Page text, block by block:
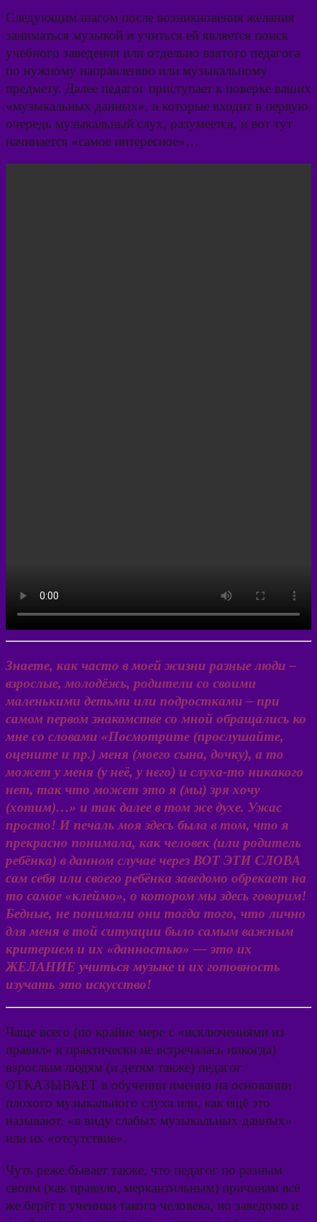
Следующим шагом после возникновения желания
заниматься музыкой и учиться ей является поиск
учебного заведения или отдельно взятого педагога
по нужному направлению или музыкальному
предмету. Далее педагог приступает к поверке ваших
«музыкальных данных», в которые входит в первую
очередь музыкальный слух, разумеется, и вот тут
начинается «самое интересное»…
Знаете, как часто в моей жизни разные люди –
взрослые, молодёжь, родители со своими
маленькими детьми или подростками – при
самом первом знакомстве со мной обращались ко
мне со словами «Посмотрите (прослушайте,
оцените и пр.) меня (моего сына, дочку), а то
может у меня (у неё, у него) и слуха-то никакого
нет, так что может это я (мы) зря хочу
(хотим)…» и так далее в том же духе. Ужас
просто! И печаль моя здесь была в том, что я
прекрасно понимала, как человек (или родитель
ребёнка) в данном случае через ВОТ ЭТИ СЛОВА
сам себя или своего ребёнка заведомо обрекает на
то самое «клеймо», о котором мы здесь говорим!
Бедные, не понимали они тогда того, что лично
для меня в той ситуации было самым важным
критерием и их «данностью» — это их
ЖЕЛАНИЕ учиться музыке и их готовность
изучать это искусство!
Чаще всего (по крайне мере с «исключениями из
правил» я практически не встречалась никогда)
взрослым людям (и детям также) педагог
ОТКАЗЫВАЕТ в обучении именно на основании
плохого музыкального слуха или, как ещё это
называют, «в виду слабых музыкальных данных»
или их «отсутствие».
Чуть реже бывает также, что педагог по разным
своим (как правило, меркантильным) причинам всё
же берёт в ученики такого человека, но заведомо и